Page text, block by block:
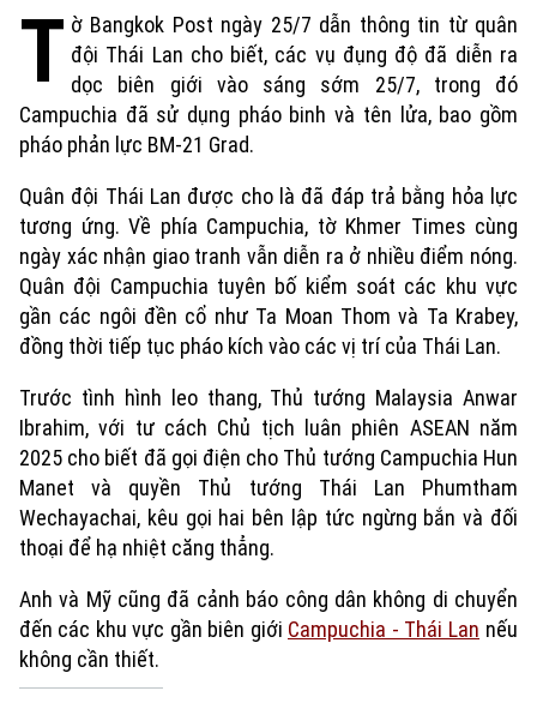
Xu hướng
T ờ Bangkok Post ngày 25/7 dẫn thông tin từ quân
đội Thái Lan cho biết, các vụ đụng độ đã diễn ra
dọc biên giới vào sáng sớm 25/7, trong đó
Campuchia đã sử dụng pháo binh và tên lửa, bao gồm
pháo phản lực BM-21 Grad.
Quân đội Thái Lan được cho là đã đáp trả bằng hỏa lực
tương ứng. Về phía Campuchia, tờ Khmer Times cùng
ngày xác nhận giao tranh vẫn diễn ra ở nhiều điểm nóng.
Quân đội Campuchia tuyên bố kiểm soát các khu vực
gần các ngôi đền cổ như Ta Moan Thom và Ta Krabey,
đồng thời tiếp tục pháo kích vào các vị trí của Thái Lan.
Trước tình hình leo thang, Thủ tướng Malaysia Anwar
Ibrahim, với tư cách Chủ tịch luân phiên ASEAN năm
2025 cho biết đã gọi điện cho Thủ tướng Campuchia Hun
Manet và quyền Thủ tướng Thái Lan Phumtham
Wechayachai, kêu gọi hai bên lập tức ngừng bắn và đối
thoại để hạ nhiệt căng thẳng.
Anh và Mỹ cũng đã cảnh báo công dân không di chuyển
đến các khu vực gần biên giới Campuchia - Thái Lan nếu
không cần thiết.